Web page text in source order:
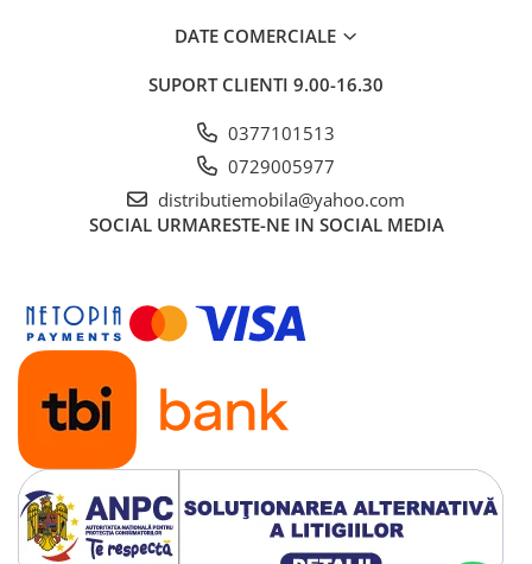
DATE COMERCIALE
SUPORT CLIENTI 9.00-16.30
0377101513
0729005977
distributiemobila@yahoo.com
SOCIAL URMARESTE-NE IN SOCIAL MEDIA